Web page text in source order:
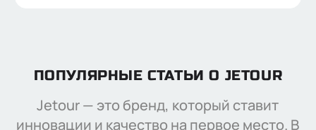
147
194
240
ПОПУЛЯРНЫЕ СТАТЬИ О JETOUR
Jetour — это бренд, который ставит
инновации и качество на первое место. В